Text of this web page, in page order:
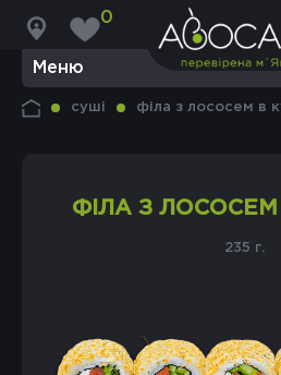
0
Меню
суші філа з лососем в
ФІЛА З ЛОСОСЕМ
235 г.